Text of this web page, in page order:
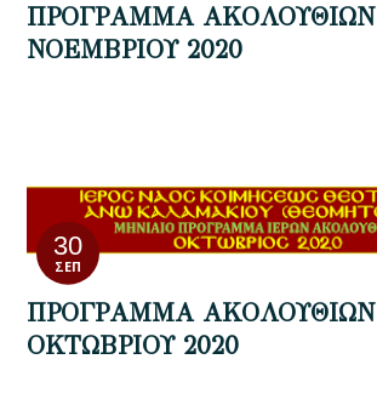
ΠΡΟΓΡΑΜΜΑ ΑΚΟΛΟΥΘΙΩΝ
ΝΟΕΜΒΡΙΟΥ 2020
30
ΣΕΠ
ΠΡΟΓΡΑΜΜΑ ΑΚΟΛΟΥΘΙΩΝ
ΟΚΤΩΒΡΙΟΥ 2020